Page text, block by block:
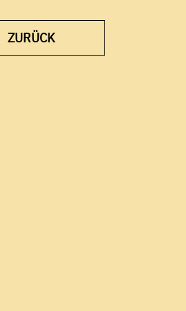
ZURÜCKZUR VORHERIGEN